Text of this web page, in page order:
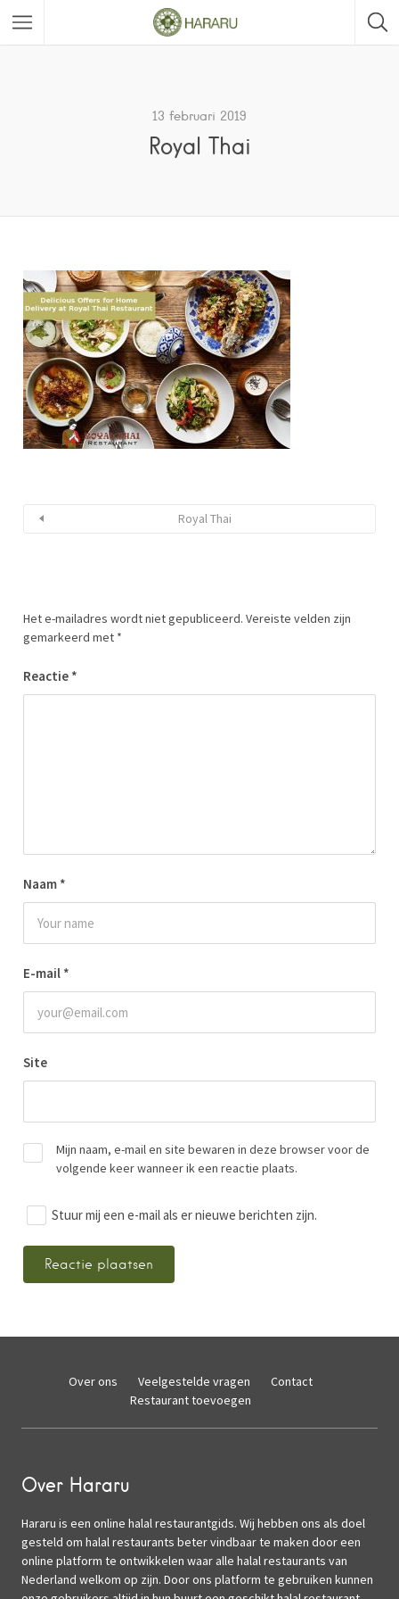
13 februari 2019
Royal Thai
Royal Thai
Het e-mailadres wordt niet gepubliceerd. Vereiste velden zijn
gemarkeerd met *
Reactie *
Naam *
E-mail *
Site
Mijn naam, e-mail en site bewaren in deze browser voor de
volgende keer wanneer ik een reactie plaats.
Stuur mij een e-mail als er nieuwe berichten zijn.
Over ons Veelgestelde vragen
Contact
Restaurant toevoegen
Over Hararu
Hararu is een online halal restaurantgids. Wij hebben ons als doel
gesteld om halal restaurants beter vindbaar te maken door een
online platform te ontwikkelen waar alle halal restaurants van
Nederland welkom op zijn. Door ons platform te gebruiken kunnen